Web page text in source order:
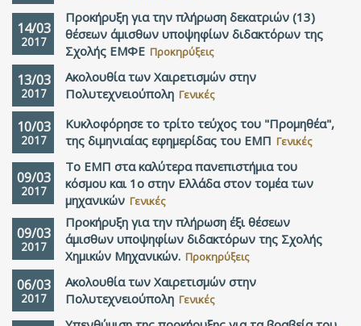
14/03
2017
Προκήρυξη για την πλήρωση δεκατριών (13)
θέσεων άμισθων υποψηφίων διδακτόρων της
Σχολής ΕΜΦΕ Προκηρύξεις
13/03
2017
Ακολουθία των Χαιρετισμών στην
Πολυτεχνειούπολη Γενικές
10/03
2017
Κυκλοφόρησε το τρίτο τεύχος του "Προμηθέα",
της διμηνιαίας εφημερίδας του ΕΜΠ Γενικές
09/03
2017
Tο ΕΜΠ στα καλύτερα πανεπιστήμια του
κόσμου και 1ο στην Ελλάδα στον τομέα των
μηχανικών Γενικές
09/03
2017
Προκήρυξη για την πλήρωση έξι θέσεων
άμισθων υποψηφίων διδακτόρων της Σχολής
Χημικών Μηχανικών. Προκηρύξεις
06/03
2017
Ακολουθία των Χαιρετισμών στην
Πολυτεχνειούπολη Γενικές